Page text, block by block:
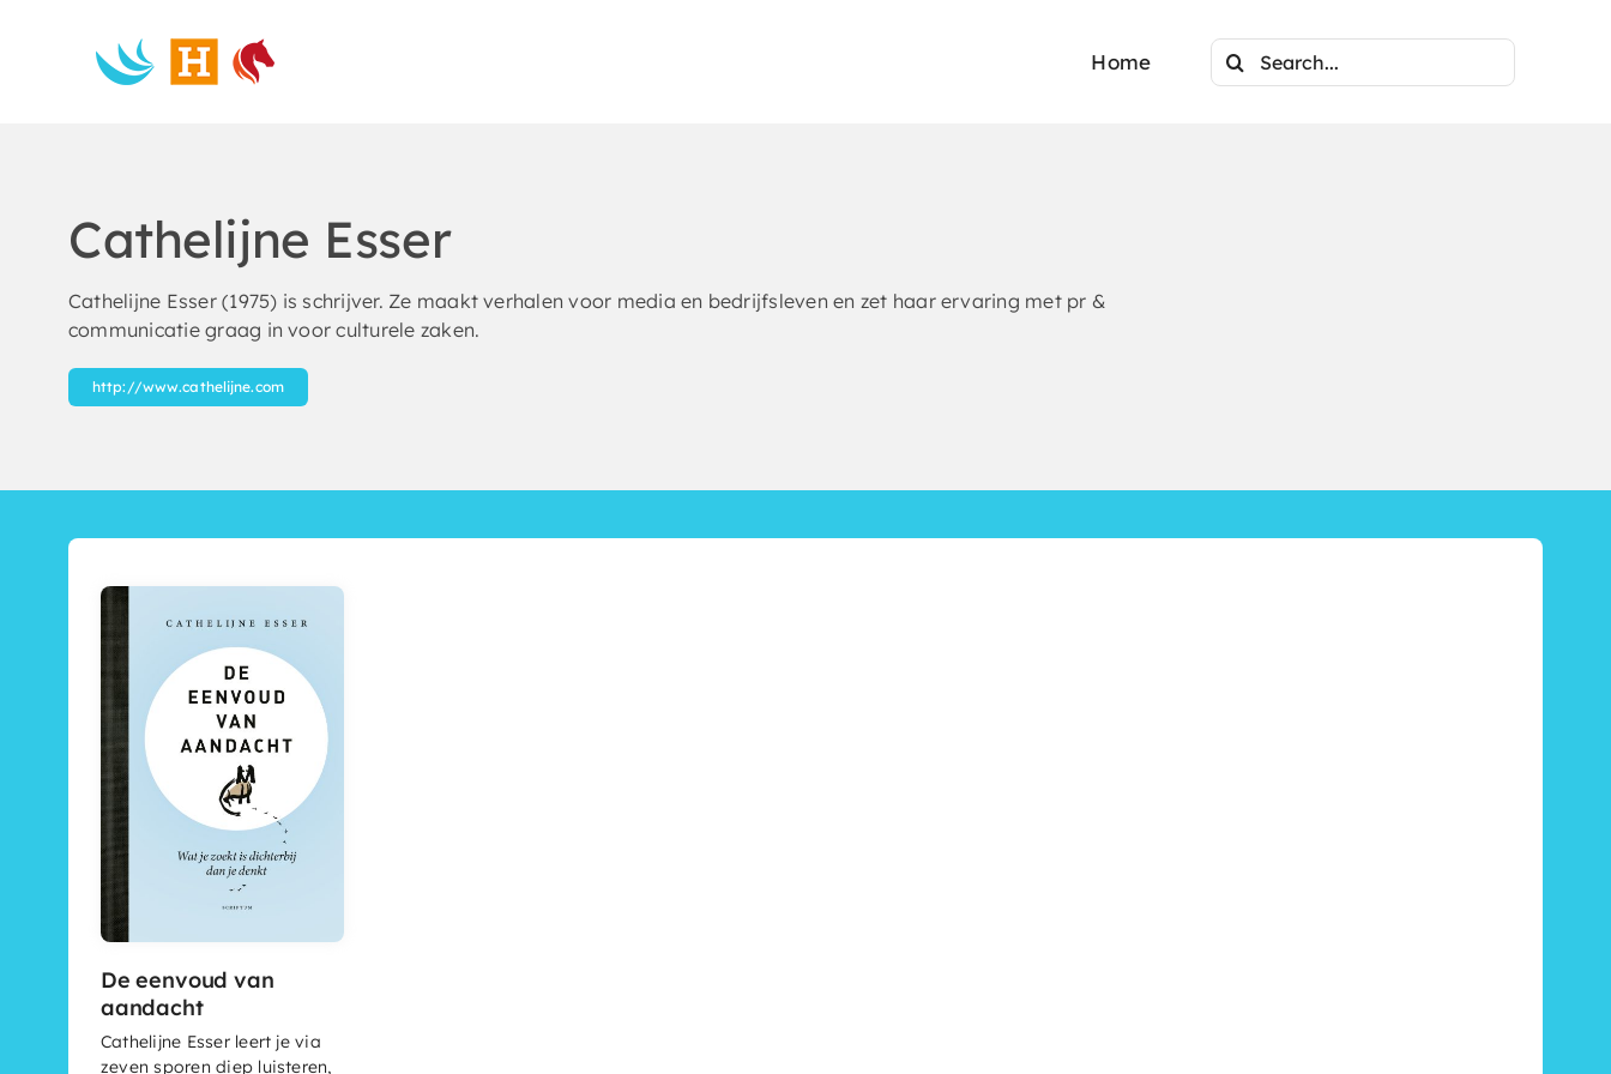
Home
Search
for:
Cathelijne Esser
Cathelijne Esser (1975) is schrijver. Ze maakt verhalen voor media en bedrijfsleven en zet haar ervaring met pr &
communicatie graag in voor culturele zaken.
http://www.cathelijne.com
De eenvoud van
aandacht
Cathelijne Esser leert je via
zeven sporen diep luisteren,